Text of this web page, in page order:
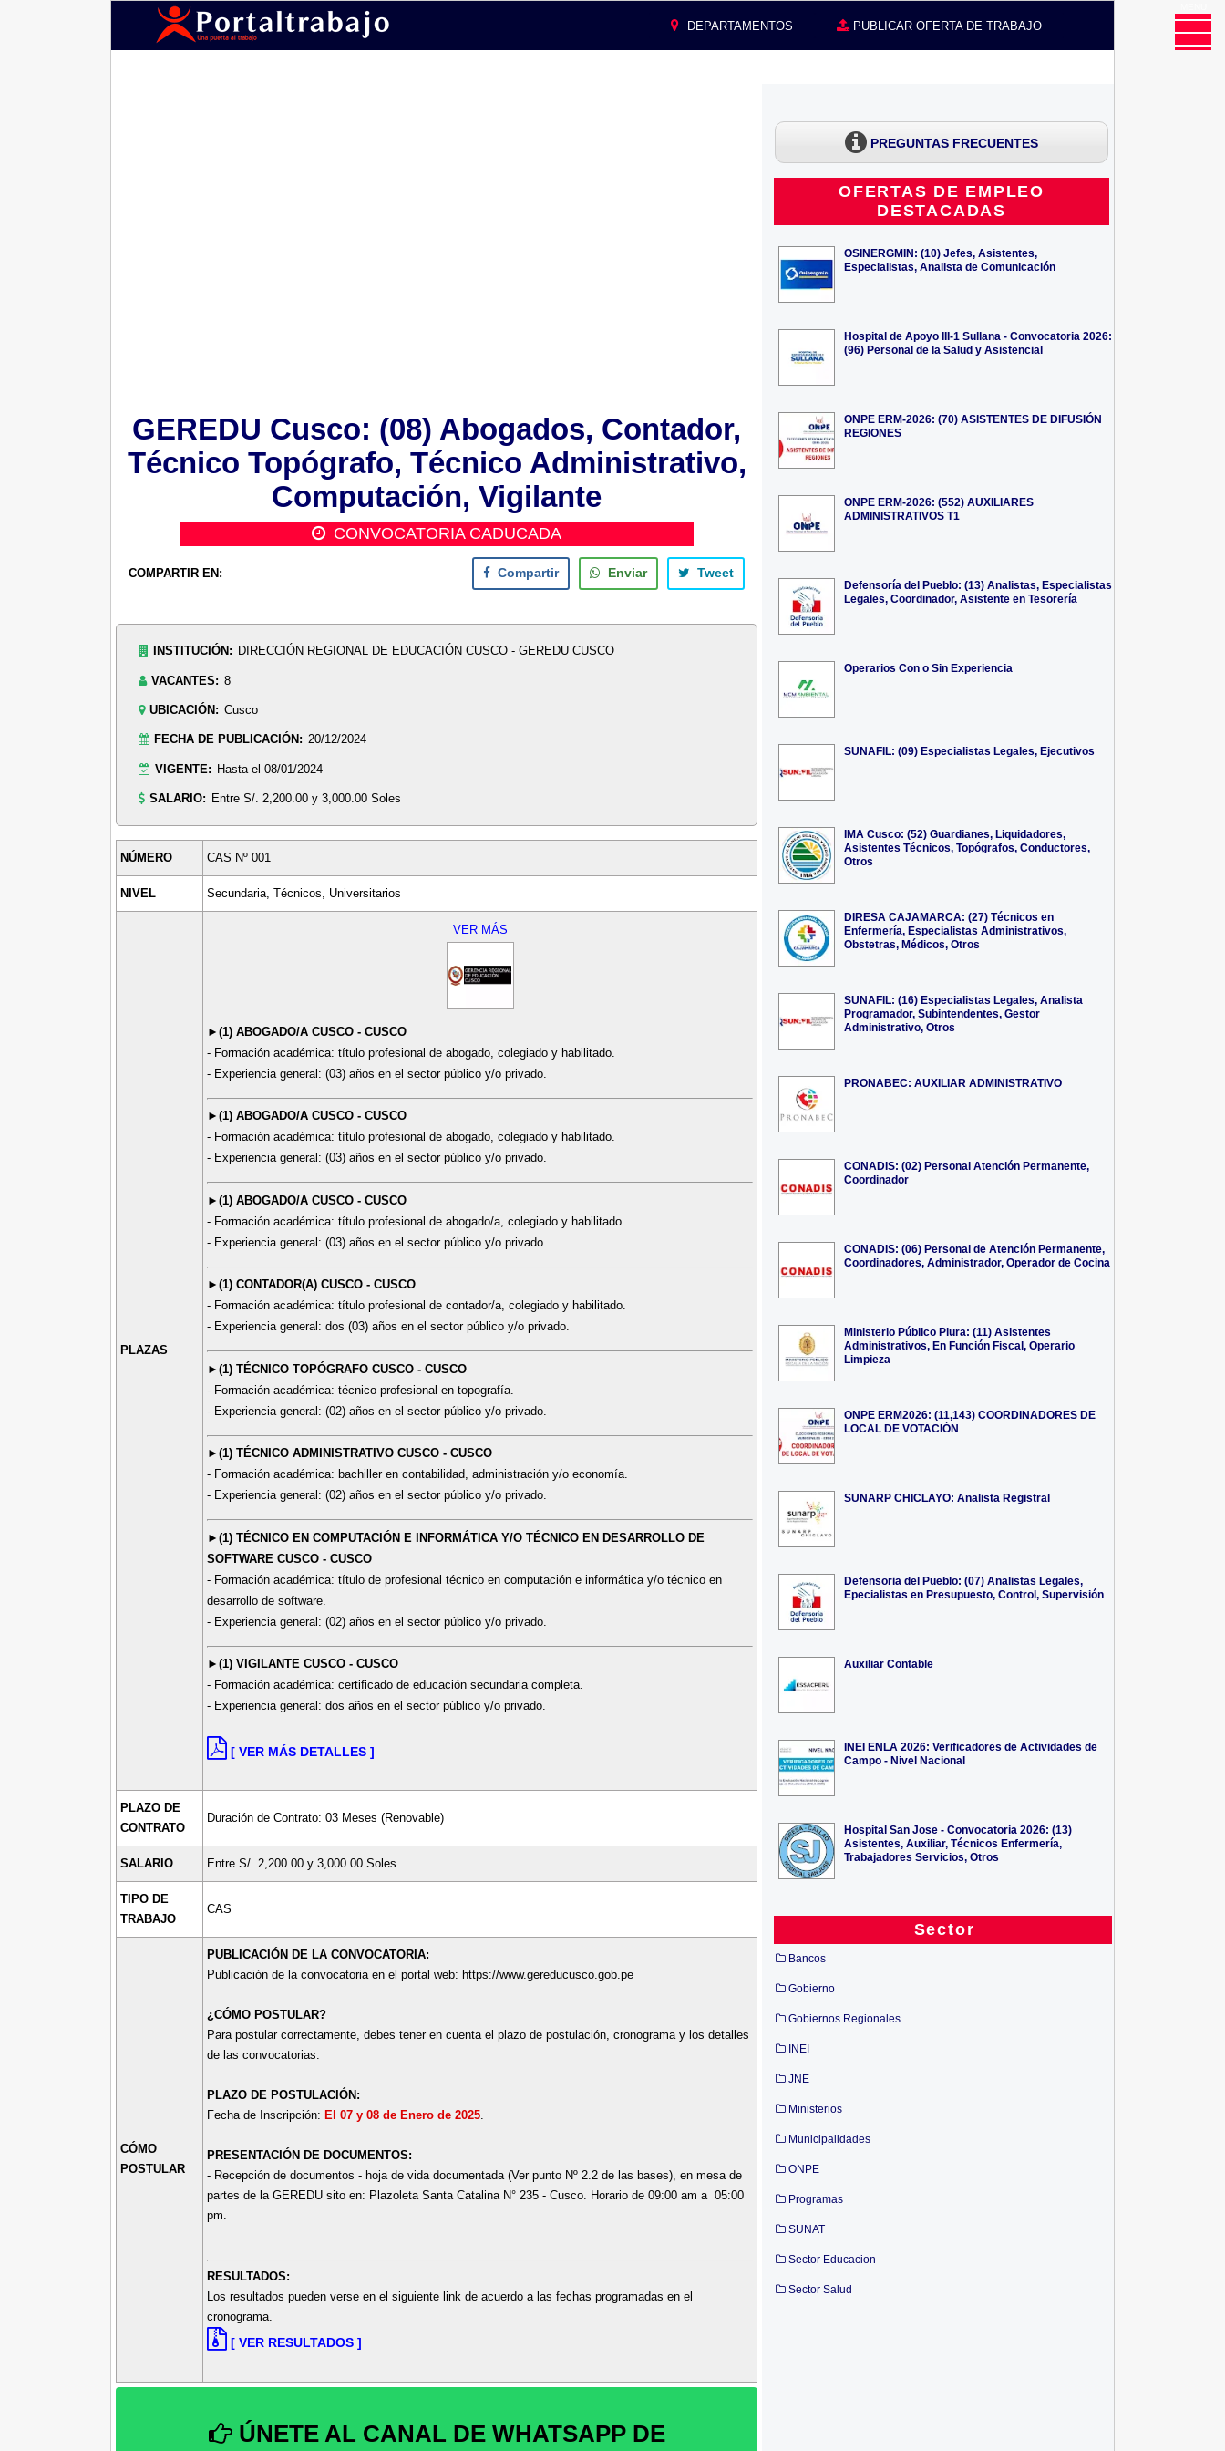
DEPARTAMENTOS PUBLICAR OFERTA DE TRABAJO
GEREDU Cusco: (08) Abogados, Contador,
Técnico Topógrafo, Técnico Administrativo,
Computación, Vigilante
CONVOCATORIA CADUCADA
COMPARTIR EN: Compartir Enviar Tweet
INSTITUCIÓN: DIRECCIÓN REGIONAL DE EDUCACIÓN CUSCO - GEREDU CUSCO
VACANTES: 8
UBICACIÓN: Cusco
FECHA DE PUBLICACIÓN: 20/12/2024
VIGENTE: Hasta el 08/01/2024
SALARIO: Entre S/. 2,200.00 y 3,000.00 Soles
NÚMERO CAS Nº 001
NIVEL Secundaria, Técnicos, Universitarios
PLAZAS
VER MÁS
►(1) ABOGADO/A CUSCO - CUSCO
- Formación académica: título profesional de abogado, colegiado y habilitado.
- Experiencia general: (03) años en el sector público y/o privado.
►(1) ABOGADO/A CUSCO - CUSCO
- Formación académica: título profesional de abogado, colegiado y habilitado.
- Experiencia general: (03) años en el sector público y/o privado.
►(1) ABOGADO/A CUSCO - CUSCO
- Formación académica: título profesional de abogado/a, colegiado y habilitado.
- Experiencia general: (03) años en el sector público y/o privado.
►(1) CONTADOR(A) CUSCO - CUSCO
- Formación académica: título profesional de contador/a, colegiado y habilitado.
- Experiencia general: dos (03) años en el sector público y/o privado.
►(1) TÉCNICO TOPÓGRAFO CUSCO - CUSCO
- Formación académica: técnico profesional en topografía.
- Experiencia general: (02) años en el sector público y/o privado.
►(1) TÉCNICO ADMINISTRATIVO CUSCO - CUSCO
- Formación académica: bachiller en contabilidad, administración y/o economía.
- Experiencia general: (02) años en el sector público y/o privado.
►(1) TÉCNICO EN COMPUTACIÓN E INFORMÁTICA Y/O TÉCNICO EN DESARROLLO DE
SOFTWARE CUSCO - CUSCO
- Formación académica: título de profesional técnico en computación e informática y/o técnico en
desarrollo de software.
- Experiencia general: (02) años en el sector público y/o privado.
►(1) VIGILANTE CUSCO - CUSCO
- Formación académica: certificado de educación secundaria completa.
- Experiencia general: dos años en el sector público y/o privado.
[ VER MÁS DETALLES ]
PLAZO DE
CONTRATO
Duración de Contrato: 03 Meses (Renovable)
SALARIO Entre S/. 2,200.00 y 3,000.00 Soles
TIPO DE
TRABAJO
CAS
CÓMO
POSTULAR
PUBLICACIÓN DE LA CONVOCATORIA:
Publicación de la convocatoria en el portal web: https://www.gereducusco.gob.pe
¿CÓMO POSTULAR?
Para postular correctamente, debes tener en cuenta el plazo de postulación, cronograma y los detalles
de las convocatorias.
PLAZO DE POSTULACIÓN:
Fecha de Inscripción: El 07 y 08 de Enero de 2025
PRESENTACIÓN DE DOCUMENTOS:
- Recepción de documentos - hoja de vida documentada (Ver punto Nº 2.2 de las bases), en mesa de
partes de la GEREDU sito en: Plazoleta Santa Catalina N° 235 - Cusco. Horario de 09:00 am a 05:00
pm.
RESULTADOS:
Los resultados pueden verse en el siguiente link de acuerdo a las fechas programadas en el
cronograma.
[ VER RESULTADOS ]
ÚNETE AL CANAL DE WHATSAPP DE
PREGUNTAS FRECUENTES
OFERTAS DE EMPLEO
DESTACADAS
OSINERGMIN: (10) Jefes, Asistentes,
Especialistas, Analista de Comunicación
Hospital de Apoyo III-1 Sullana - Convocatoria 2026:
(96) Personal de la Salud y Asistencial
ONPE ERM-2026: (70) ASISTENTES DE DIFUSIÓN
REGIONES
ONPE ERM-2026: (552) AUXILIARES
ADMINISTRATIVOS T1
Defensoría del Pueblo: (13) Analistas, Especialistas
Legales, Coordinador, Asistente en Tesorería
Operarios Con o Sin Experiencia
SUNAFIL: (09) Especialistas Legales, Ejecutivos
IMA Cusco: (52) Guardianes, Liquidadores,
Asistentes Técnicos, Topógrafos, Conductores,
Otros
DIRESA CAJAMARCA: (27) Técnicos en
Enfermería, Especialistas Administrativos,
Obstetras, Médicos, Otros
SUNAFIL: (16) Especialistas Legales, Analista
Programador, Subintendentes, Gestor
Administrativo, Otros
PRONABEC: AUXILIAR ADMINISTRATIVO
CONADIS: (02) Personal Atención Permanente,
Coordinador
CONADIS: (06) Personal de Atención Permanente,
Coordinadores, Administrador, Operador de Cocina
Ministerio Público Piura: (11) Asistentes
Administrativos, En Función Fiscal, Operario
Limpieza
ONPE ERM2026: (11,143) COORDINADORES DE
LOCAL DE VOTACIÓN
SUNARP CHICLAYO: Analista Registral
Defensoria del Pueblo: (07) Analistas Legales,
Epecialistas en Presupuesto, Control, Supervisión
Auxiliar Contable
INEI ENLA 2026: Verificadores de Actividades de
Campo - Nivel Nacional
Hospital San Jose - Convocatoria 2026: (13)
Asistentes, Auxiliar, Técnicos Enfermería,
Trabajadores Servicios, Otros
Sector
Bancos
Gobierno
Gobiernos Regionales
INEI
JNE
Ministerios
Municipalidades
ONPE
Programas
SUNAT
Sector Educacion
Sector Salud